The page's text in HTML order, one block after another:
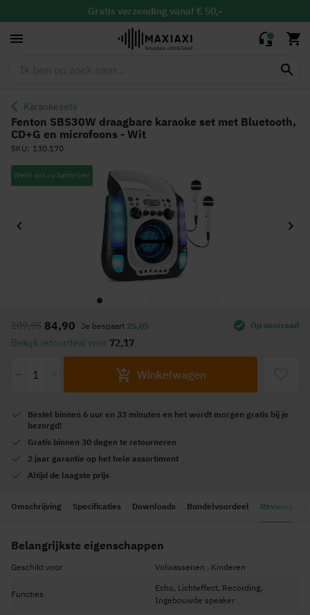
Gratis verzending vanaf € 50,-
binnen 30 dagen ruilen & retour
Altijd delaagste prijs
Karaokesets
Bluetooth, CD+G
en microfoons -
109,95
Fenton SBS30W draagbare karaoke set met Bluetooth,
CD+G en microfoons - Wit
SKU 130.170
84,90
109,95 Je bespaart 25,05
Bekijk retourdeal voor 72,17
Winkelwagen
Op voorraad
Bestel binnen 6 uur en 33 minuten en het wordt morgen gratis bij je
bezorgd!
Gratis binnen 30 dagen te retourneren
2 jaar garantie op het hele assortiment
Altijd de laagste prijs
Werkt ook op batterijen!
Ga
naar
einde
het
begin
afbeeldingen-
gallerij
Omschrijving Specificaties Downloads Bundelvoordeel Reviews
Belangrijkste eigenschappen
Geschikt voor Volwassenen , Kinderen
Functies
Echo, Lichteffect, Recording,
Ingebouwde speaker